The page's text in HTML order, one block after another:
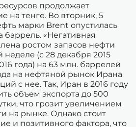
продолжает
на тенге. Во вторник, 5
марки Brent опустилась
баррель. «Негативная
ростом запасов нефти
(с 28 декабря 2015
года) на 63 млн. баррелей
на нефтяной рынок Ирана
с нее. Так, Иран в 2016 году
объем экспорта до 500
что грозит увеличением
на рынке. Однако стоит
и позитивного фактора, что